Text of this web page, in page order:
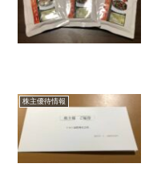
株主優待情報